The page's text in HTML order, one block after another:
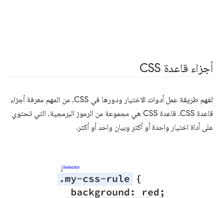
أجزاء قاعدة CSS
لفهم طريقة عمل أدوات الاختيار ودورها في CSS، من المهم معرفة أجزاء
قاعدة CSS. قاعدة CSS هي مجموعة من الرموز البرمجية، التي تحتوي
على أداة اختيار واحدة أو أكثر وبيان واحد أو أكثر.